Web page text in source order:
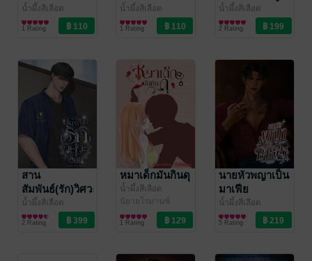
น้ำผึ้งสีเลือด
นิยายชีวิต/ดรามา
1 Rating
น้ำผึ้งสีเลือด
นิยายชีวิต/ดรามา
1 Rating
หมา
น้ำผึ้งสีเลือด
นิยายโรมานซ์
2 Rating
สาน
สัมพันธ์(รัก)วิศวะ
ร้าย
น้ำผึ้งสีเลือด
นิยายรัก
2 Rating
หมาเด็กมันกินดุ
น้ำผึ้งสีเลือด
นิยายโรมานซ์
1 Rating
นายหัวพญาเป็น
มาเฟีย
น้ำผึ้งสีเลือด
นิยายโรมานซ์
5 Rating